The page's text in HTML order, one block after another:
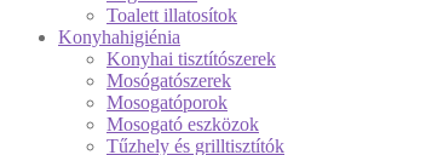
Toalett illatosítok
Konyhahigiénia
Konyhai tisztítószerek
Mosógatószerek
Mosogatóporok
Mosogató eszközok
Tűzhely és grilltisztítók